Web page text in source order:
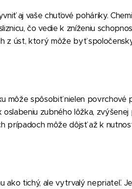
aj vaše chuťové poháriky.
čo vedie k zníženiu
z úst, ktorý môže byť
môže spôsobiť nielen povrchové
zubného lôžka,
prípadoch môže dôjsť až k
ako tichý, ale vytrvalý nepriateľ.